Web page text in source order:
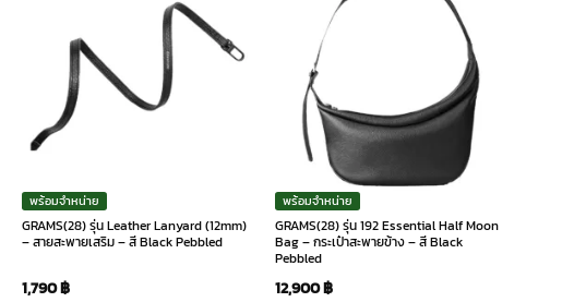
พร้อมจำหน่าย
GRAMS(28) รุ่น Leather Lanyard (12mm)
– สายสะพายเสริม – สี Black Pebbled
1,790฿
พร้อมจำหน่าย
GRAMS(28) รุ่น 192 Essential Half Moon
Bag – กระเป๋าสะพายข้าง – สี Black
Pebbled
12,900฿